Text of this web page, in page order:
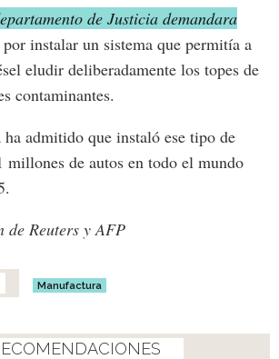
de Justicia demandara
por instalar un sistema que permitía a
eludir deliberadamente los topes de
contaminantes.
admitido que instaló ese tipo de
millones de autos en todo el mundo
de Reuters y AFP
Manufactura